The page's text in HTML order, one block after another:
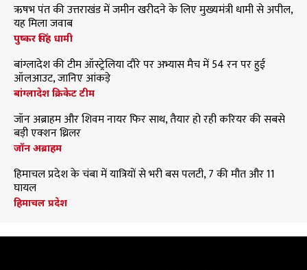
ऋषभ पंत की उत्तराखंड में जमीन खरीदने के लिए मुख्यमंत्री धामी से अपील,
यह मिला जवाब
पुष्कर सिंह धामी
बांग्लादेश की टीम ऑस्ट्रेलिया दौरे पर अभ्यास मैच में 54 रन पर हुई
ऑलआउट, जानिए आंकड़े
बांग्लादेश क्रिकेट टीम
जॉन अब्राहम और शिवम नायर फिर साथ, तैयार हो रही करियर की सबसे
बड़ी एक्शन थ्रिलर
जॉन अब्राहम
हिमाचल प्रदेश के चंबा में यात्रियों से भरी बस पलटी, 7 की मौत और 11
घायल
हिमाचल प्रदेश